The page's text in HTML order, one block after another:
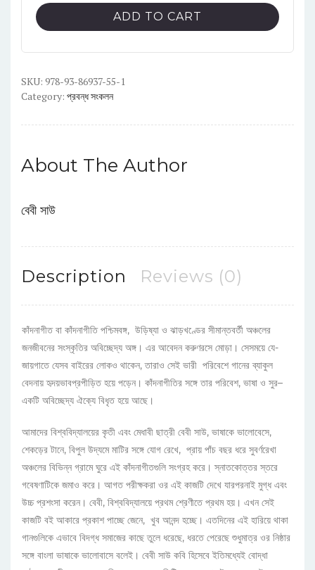
ADD TO CART
SKU: 978-93-86937-55-1
Category: প্রবন্ধ সংকলন
About The Author
বেবী সাউ
Description Reviews (0)
কাঁদনাগীত বা কাঁদনাগীতি পশ্চিমবঙ্গ, উড়িষ্যা ও ঝাড়খণ্ডের সীমান্তবর্তী অঞ্চলের
জনজীবনের সংস্কৃতির অবিচ্ছেদ্য অঙ্গ। এর আবেদন করুণরসে মোড়া। সেসময়ে যে-
জায়গাতে যেসব বাইরের লোকও থাকেন, তারাও সেই ভারী পরিবেশে গানের ব্যাকুল
বেদনায় হৃদয়ভাবপ্রপীড়িত হয়ে পড়েন। কাঁদনাগীতির সঙ্গে তার পরিবেশ, ভাষা ও সুর–
একটি অবিচ্ছেদ্য ঐক্যে বিধৃত হয়ে আছে।
আমাদের বিশ্ববিদ্যালয়ের কৃতী এবং মেধাবী ছাত্রী বেবী সাউ, ভাষাকে ভালোবেসে,
শেকড়ের টানে, বিপুল উদ্যমে মাটির সঙ্গে যোগ রেখে, প্রায় পাঁচ বছর ধরে সুবর্ণরেখা
অঞ্চলের বিভিন্ন গ্রামে ঘুরে এই কাঁদনাগীতগুলি সংগ্রহ করে। স্নাতকোত্তর স্তরে
গবেষণাটিকে জমাও করে। আগত পরীক্ষকরা ওর এই কাজটি দেখে যারপরনাই মুগ্ধ এবং
উচ্চ প্রশংসা করেন। বেবী, বিশ্ববিদ্যালয়ে প্রথম শ্রেণীতে প্রথম হয়। এখন সেই
কাজটি বই আকারে প্রকাশ পাচ্ছে জেনে, খুব আনন্দ হচ্ছে। এতদিনের এই হারিয়ে থাকা
গানগুলিকে এভাবে বিদগ্ধ সমাজের কাছে তুলে ধরেছে, ধরতে পেরেছে শুধুমাত্র ওর নিষ্ঠার
সঙ্গে বাংলা ভাষাকে ভালোবাসে বলেই। বেবী সাউ কবি হিসেবে ইতিমধ্যেই বোদ্ধা